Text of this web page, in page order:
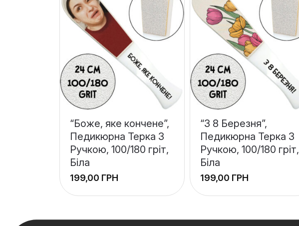
“Боже, яке кончене”,
Педикюрна Терка З
Ручкою, 100/180 гріт,
Біла
ГРН
“З 8 Березня”,
Педикюрна Терка З
Ручкою, 100/180 гріт,
Біла
ГРН